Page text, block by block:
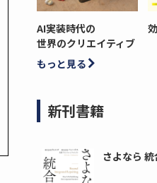
AI実装時代の
世界のクリエイティブ
もっと見る
新刊書籍
さよなら